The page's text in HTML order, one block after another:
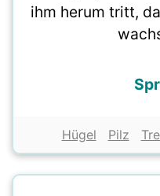
ihm herum tritt,
Hügel Pilz